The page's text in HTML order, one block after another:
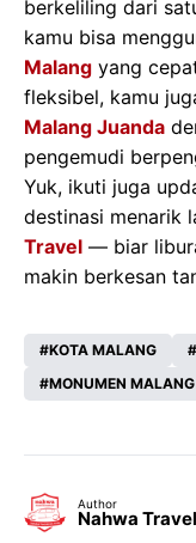
berkeliling dari
kamu bisa
Malang yang
fleksibel, kamu
Malang Juanda
pengemudi
Yuk, ikuti juga
destinasi menarik
Travel — biar
makin berkesan
KOTA MALANG
MONUMEN MALANG
Author
Nahwa Travel